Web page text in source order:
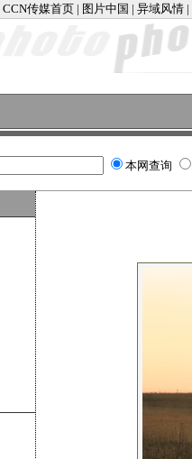
CCN传媒首页 | 图片中国 | 异域风情 |
本网查询